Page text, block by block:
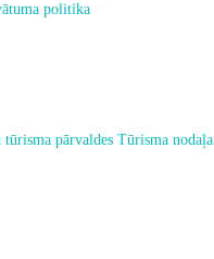
politika
pārvaldes Tūrisma nodaļa